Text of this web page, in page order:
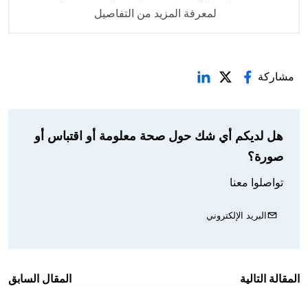
لمعرفة المزيد من التفاصيل
مشاركة
هل لديكم أي شك حول صحة معلومة أو اقتباس أو
صورة؟
تواصلوا معنا
البريد الإلكتروني
المقالة التالية المقال السابق